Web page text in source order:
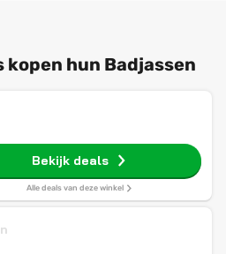
kopen hun Badjassen
Bekijk deals
Alle deals van deze winkel